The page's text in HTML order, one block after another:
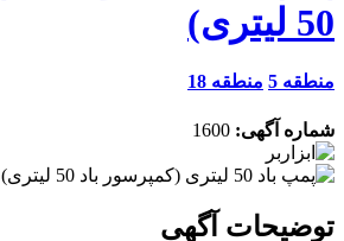
50 لیتری)
منطقه 5 منطقه 18
شماره آگهی: 1600
توضیحات آگهی